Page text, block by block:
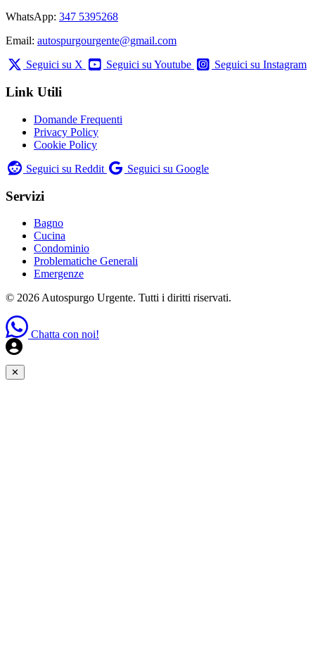
WhatsApp: 347 5395268
Email: autospurgourgente@gmail.com
Seguici su X
Seguici su Youtube Seguici su Instagram
Link Utili
Domande Frequenti
Privacy Policy
Cookie Policy
Seguici su Reddit
Seguici su Google
Servizi
Bagno
Cucina
Condominio
Problematiche Generali
Emergenze
© 2026 Autospurgo Urgente. Tutti i diritti riservati.
Chatta con noi!
✕